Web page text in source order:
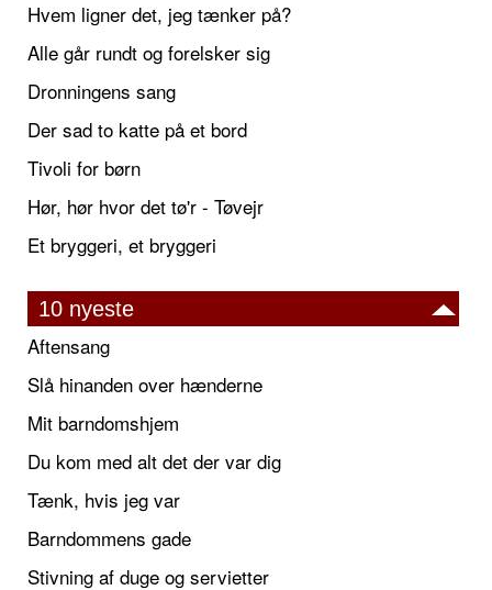
Hvem ligner det, jeg tænker på?
Alle går rundt og forelsker sig
Dronningens sang
Der sad to katte på et bord
Tivoli for børn
Hør, hør hvor det tø'r - Tøvejr
Et bryggeri, et bryggeri
10 nyeste
Aftensang
Slå hinanden over hænderne
Mit barndomshjem
Du kom med alt det der var dig
Tænk, hvis jeg var
Barndommens gade
Stivning af duge og servietter